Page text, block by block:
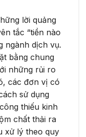
lời quảng
tắc “tiền nào
ngành dịch vụ.
bằng chung
những rủi ro
các đơn vị có
sử dụng
thiếu kinh
chất thải ra
xử lý theo quy